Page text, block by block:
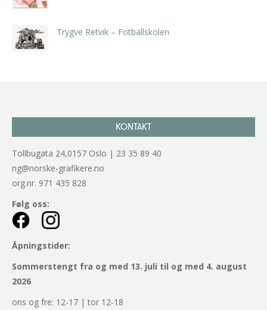
Trygve Retvik – Fotballskolen
KONTAKT
Tollbugata 24,0157 Oslo | 23 35 89 40
ng@norske-grafikere.no
org.nr. 971 435 828
Følg oss:
Åpningstider:
Sommerstengt fra og med 13. juli til og med 4. august
2026
ons og fre: 12-17 | tor 12-18